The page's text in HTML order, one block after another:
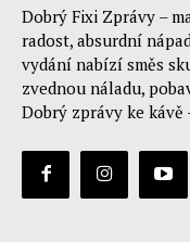
Dobrý Fixi Zprávy –
radost, absurdní
vydání nabízí směs
zvednou náladu,
Dobrý zprávy ke kávě